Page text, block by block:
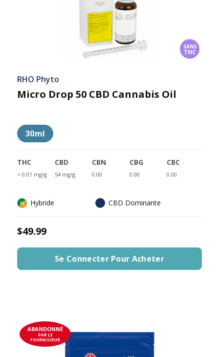
SANS
THC
RHO Phyto
Micro Drop 50 CBD Cannabis Oil
30ml
THC
< 0.01 mg/g
CBD
54 mg/g
CBN
0.00
CBG
0.00
CBC
0.00
Hybride CBD Dominante
$49.99
Se Connecter Pour Acheter
ABANDONNÉ
PAR LE
FOURNISSEUR